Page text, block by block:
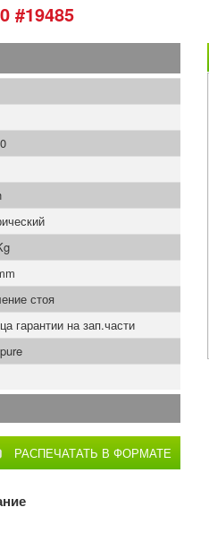
#19485
РАСПЕЧАТАТЬ В ФОРМАТЕ
стоя
гарантии на зап.части